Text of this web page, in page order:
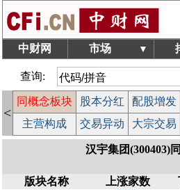
中财网 市场 ▼
查询:
<
同概念板块 股本分红 配股增发
主营构成 交易异动 大宗交易
汉宇集团(300403)
版块名称 上涨家数